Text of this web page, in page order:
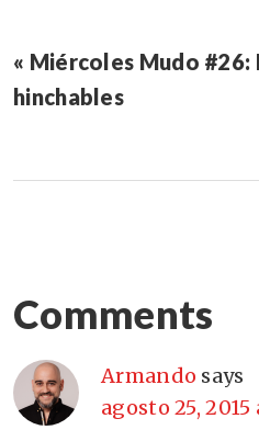
« Miércoles Mudo #26:
hinchables
Comments
Armando says
agosto 25, 2015